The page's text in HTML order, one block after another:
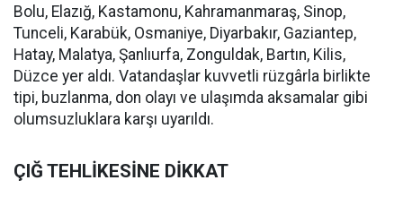
Bolu, Elazığ, Kastamonu, Kahramanmaraş, Sinop,
Tunceli, Karabük, Osmaniye, Diyarbakır, Gaziantep,
Hatay, Malatya, Şanlıurfa, Zonguldak, Bartın, Kilis,
Düzce yer aldı. Vatandaşlar kuvvetli rüzgârla birlikte
tipi, buzlanma, don olayı ve ulaşımda aksamalar gibi
olumsuzluklara karşı uyarıldı.
ÇIĞ TEHLİKESİNE DİKKAT